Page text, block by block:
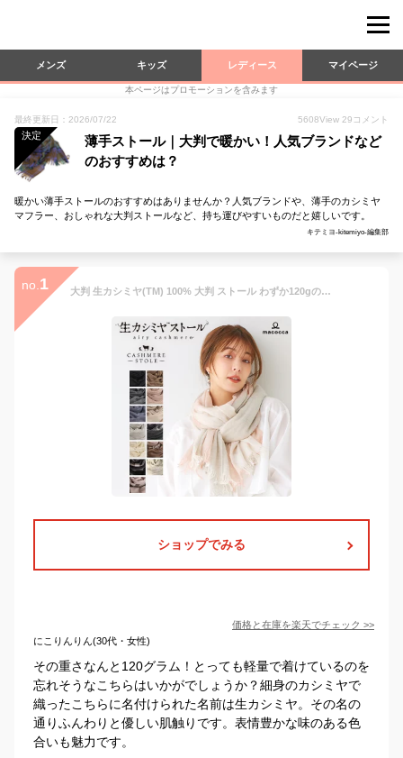
メンズ キッズ レディース マイページ
本ページはプロモーションを含みます
最終更新日：2026/07/22 5608View 29 コメント
決定
薄手ストール｜大判で暖かい！人気ブランドなど
のおすすめは？
暖かい薄手ストールのおすすめはありませんか？人気ブランドや、薄手のカシミヤ
マフラー、おしゃれな大判ストールなど、持ち運びやすいものだと嬉しいです。
キテミヨ-kitemiyo-編集部
no. 1 大判 生カシミヤ(TM) 100% 大判 ストール わずか120gの軽さ 手洗いできる 生カシミヤ(TM)ストール 無地 チェック 新作 薄手 レディース 春夏 秋冬 ギフト カシミア カシミアストール クリスマス 8976 8977 8604【ギフト】送料無料 配送日指定可
ショップでみる
価格と在庫を楽天でチェック >>
にこりんりん(30代・女性)
その重さなんと120グラム！とっても軽量で着けているのを
忘れそうなこちらはいかがでしょうか？細身のカシミヤで
織ったこちらに名付けられた名前は生カシミヤ。その名の
通りふんわりと優しい肌触りです。表情豊かな味のある色
合いも魅力です。